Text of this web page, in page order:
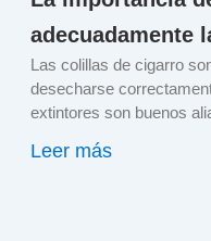
adecuadamente
Las colillas de cigarro
desecharse
extintores son buenos
Leer más